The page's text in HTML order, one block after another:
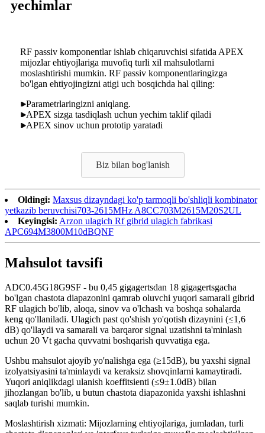
yechimlar
RF passiv komponentlar ishlab chiqaruvchisi sifatida APEX
mijozlar ehtiyojlariga muvofiq turli xil mahsulotlarni
moslashtirishi mumkin. RF passiv komponentlaringizga
bo'lgan ehtiyojingizni atigi uch bosqichda hal qiling:
Parametrlaringizni aniqlang.
APEX sizga tasdiqlash uchun yechim taklif qiladi
APEX sinov uchun prototip yaratadi
Biz bilan bog'lanish
Oldingi: Maxsus dizayndagi ko'p tarmoqli bo'shliqli kombinator
yetkazib beruvchisi703-2615MHz A8CC703M2615M20S2UL
Keyingisi: Arzon ulagich Rf gibrid ulagich fabrikasi
APC694M3800M10dBQNF
Mahsulot tavsifi
ADC0.45G18G9SF - bu 0,45 gigagertsdan 18 gigagertsgacha
bo'lgan chastota diapazonini qamrab oluvchi yuqori samarali gibrid
RF ulagich bo'lib, aloqa, sinov va o'lchash va boshqa sohalarda
keng qo'llaniladi. Ulagich past qo'shish yo'qotish dizaynini (≤1,6
dB) qo'llaydi va samarali va barqaror signal uzatishni ta'minlash
uchun 20 Vt gacha quvvatni boshqarish quvvatiga ega.
Ushbu mahsulot ajoyib yo'nalishga ega (≥15dB), bu yaxshi signal
izolyatsiyasini ta'minlaydi va keraksiz shovqinlarni kamaytiradi.
Yuqori aniqlikdagi ulanish koeffitsienti (≤9±1.0dB) bilan
jihozlangan bo'lib, u butun chastota diapazonida yaxshi ishlashni
saqlab turishi mumkin.
Moslashtirish xizmati: Mijozlarning ehtiyojlariga, jumladan, turli